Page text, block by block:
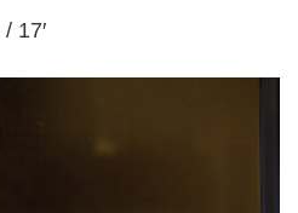
17′